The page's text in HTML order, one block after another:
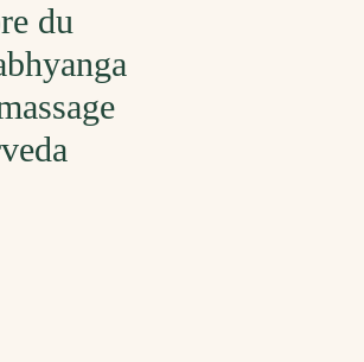
du